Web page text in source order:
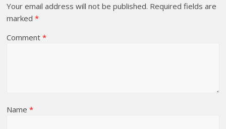
Your email address will not be published. Required fields are
marked*
Comment*
Name*